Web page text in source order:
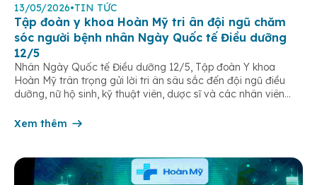
13/05/2026•TIN TỨC
Tập đoàn y khoa Hoàn Mỹ tri ân đội ngũ chăm
sóc người bệnh nhân Ngày Quốc tế Điều dưỡng
12/5
Nhân Ngày Quốc tế Điều dưỡng 12/5, Tập đoàn Y khoa
Hoàn Mỹ trân trọng gửi lời tri ân sâu sắc đến đội ngũ điều
dưỡng, nữ hộ sinh, kỹ thuật viên, dược sĩ và các nhân viên
âm thầm đồng hành trên […]
Xem thêm